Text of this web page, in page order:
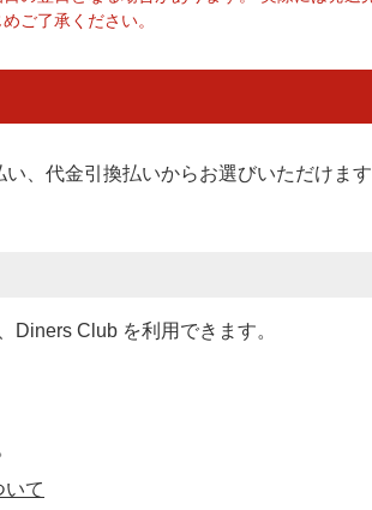
ご了承ください。
い、代金引換払いからお選びいただけます
Club を利用できます。
いて